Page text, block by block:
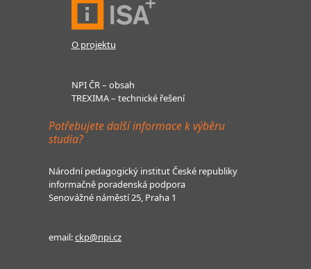
O projektu
NPI ČR – obsah
TREXIMA – technické řešení
Potřebujete další informace k výběru
studia?
Národní pedagogický institut České republiky
informačně poradenská podpora
Senovážné náměstí 25, Praha 1
email:ckp@npi.cz